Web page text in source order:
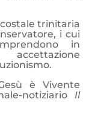
trinitaria
i cui
in
è Vivente
notiziario Il